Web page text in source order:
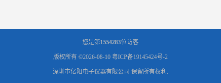
您是第1554283位访客
版权所有 ©2026-08-10 粤ICP备19145424号-2
深圳市亿阳电子仪器有限公司 保留所有权利.